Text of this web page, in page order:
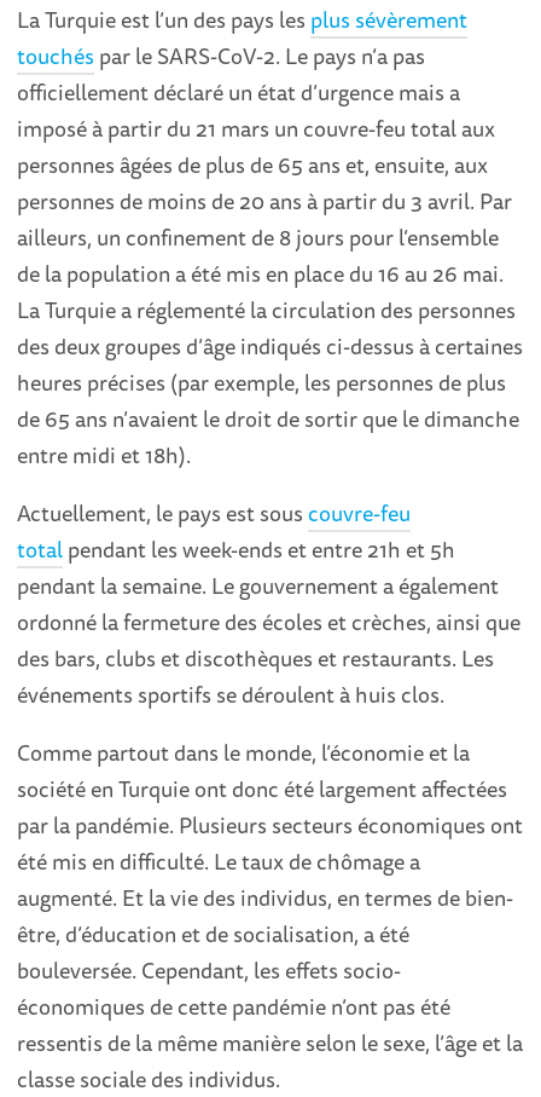
La Turquie est l’un des pays les plus sévèrement
touchés par le SARS-CoV-2. Le pays n’a pas
officiellement déclaré un état d’urgence mais a
imposé à partir du 21 mars un couvre-feu total aux
personnes âgées de plus de 65 ans et, ensuite, aux
personnes de moins de 20 ans à partir du 3 avril. Par
ailleurs, un confinement de 8 jours pour l’ensemble
de la population a été mis en place du 16 au 26 mai.
La Turquie a réglementé la circulation des personnes
des deux groupes d’âge indiqués ci-dessus à certaines
heures précises (par exemple, les personnes de plus
de 65 ans n’avaient le droit de sortir que le dimanche
entre midi et 18h).
Actuellement, le pays est souscouvre-feu
totalpendant les week-ends et entre 21h et 5h
pendant la semaine. Le gouvernement a également
ordonné la fermeture des écoles et crèches, ainsi que
des bars, clubs et discothèques et restaurants. Les
événements sportifs se déroulent à huis clos.
Comme partout dans le monde, l’économie et la
société en Turquie ont donc été largement affectées
par la pandémie. Plusieurs secteurs économiques ont
été mis en difficulté. Le taux de chômage a
augmenté. Et la vie des individus, en termes de bien-
être, d’éducation et de socialisation, a été
bouleversée. Cependant, les effets socio-
économiques de cette pandémie n’ont pas été
ressentis de la même manière selon le sexe, l’âge et la
classe sociale des individus.